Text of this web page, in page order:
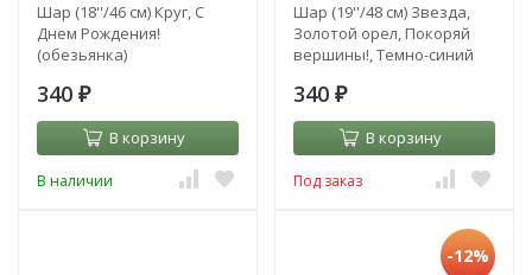
Шар (18''/46 см) Круг, С
Днем Рождения!
(обезьянка)
340 ₽
В корзину
В наличии
Шар (19''/48 см) Звезда,
Золотой орел, Покоряй
вершины!, Темно-синий
340 ₽
В корзину
Под заказ
-12%